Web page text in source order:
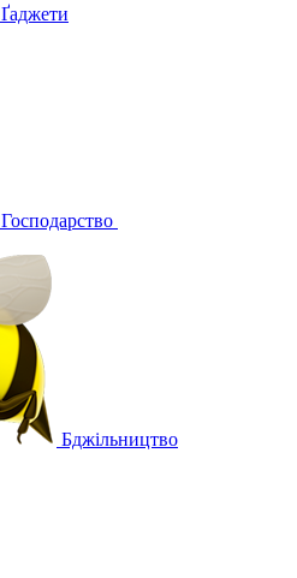
Ґаджети
Господарство
Бджільництво